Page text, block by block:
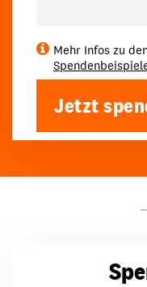
Mehr Infos zu
Jetzt